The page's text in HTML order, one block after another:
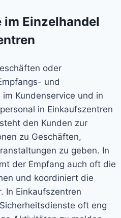
Einzelhandel
oder
und
Kundenservice und in
in Einkaufszentren
den Kunden zur
zu Geschäften,
zu geben. In
der Empfang auch oft die
und koordiniert die
In Einkaufszentren
oft eng